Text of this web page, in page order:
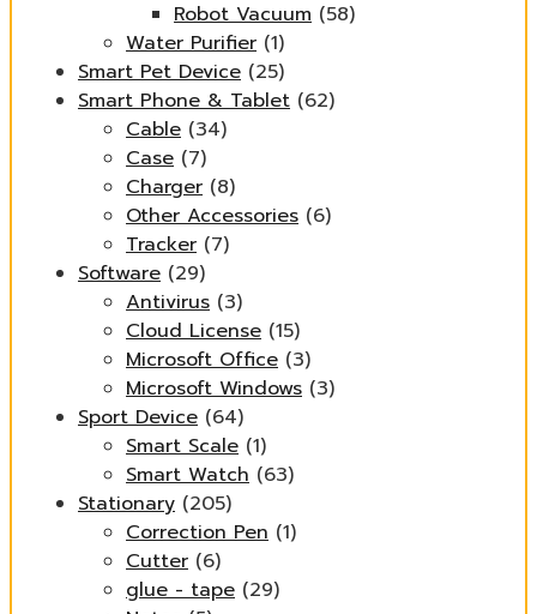
Robot Vacuum (58)
Water Purifier (1)
Smart Pet Device (25)
Smart Phone & Tablet (62)
Cable (34)
Case (7)
Charger (8)
Other Accessories (6)
Tracker (7)
Software (29)
Antivirus (3)
Cloud License (15)
Microsoft Office (3)
Microsoft Windows (3)
Sport Device (64)
Smart Scale (1)
Smart Watch (63)
Stationary (205)
Correction Pen (1)
Cutter (6)
glue - tape (29)